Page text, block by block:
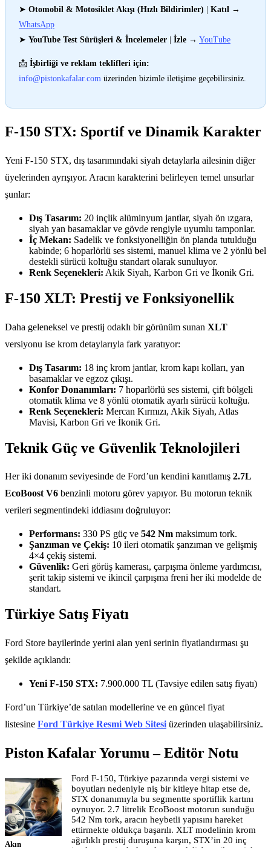
➤ Otomobil & Motosiklet Akışı (Hızlı Bildirimler) Katıl →
WhatsApp
➤ YouTube Test Sürüşleri & İncelemeler İzle → YouTube
📩 İşbirliği ve reklam teklifleri için:
info@pistonkafalar.com üzerinden bizimle iletişime geçebilirsiniz.
F-150 STX: Sportif ve Dinamik Karakter
Yeni F-150 STX, dış tasarımındaki siyah detaylarla ailesinin diğer
üyelerinden ayrışıyor. Aracın karakterini belirleyen temel unsurlar
şunlar:
Dış Tasarım: 20 inçlik alüminyum jantlar, siyah ön ızgara,
siyah yan basamaklar ve gövde rengiyle uyumlu tamponlar.
İç Mekan: Sadelik ve fonksiyonelliğin ön planda tutulduğu
kabinde; 6 hoparlörlü ses sistemi, manuel klima ve 2 yönlü bel
destekli sürücü koltuğu standart olarak sunuluyor.
Renk Seçenekleri: Akik Siyah, Karbon Gri ve İkonik Gri.
F-150 XLT: Prestij ve Fonksiyonellik
Daha geleneksel ve prestij odaklı bir görünüm sunan XLT
versiyonu ise krom detaylarıyla fark yaratıyor:
Dış Tasarım: 18 inç krom jantlar, krom kapı kolları, yan
basamaklar ve egzoz çıkışı.
Konfor Donanımları: 7 hoparlörlü ses sistemi, çift bölgeli
otomatik klima ve 8 yönlü otomatik ayarlı sürücü koltuğu.
Renk Seçenekleri: Mercan Kırmızı, Akik Siyah, Atlas
Mavisi, Karbon Gri ve İkonik Gri.
Teknik Güç ve Güvenlik Teknolojileri
Her iki donanım seviyesinde de Ford’un kendini kanıtlamış 2.7L
EcoBoost V6 benzinli motoru görev yapıyor. Bu motorun teknik
verileri segmentindeki iddiasını doğruluyor:
Performans: 330 PS güç ve 542 Nm maksimum tork.
Şanzıman ve Çekiş: 10 ileri otomatik şanzıman ve gelişmiş
4×4 çekiş sistemi.
Güvenlik: Geri görüş kamerası, çarpışma önleme yardımcısı,
şerit takip sistemi ve ikincil çarpışma freni her iki modelde de
standart.
Türkiye Satış Fiyatı
Ford Store bayilerinde yerini alan yeni serinin fiyatlandırması şu
şekilde açıklandı:
Yeni F-150 STX: 7.900.000 TL (Tavsiye edilen satış fiyatı)
Ford’un Türkiye’de satılan modellerine ve en güncel fiyat
listesine Ford Türkiye Resmi Web Sitesi üzerinden ulaşabilirsiniz.
Piston Kafalar Yorumu – Editör Notu
Akın
Ford F-150, Türkiye pazarında vergi sistemi ve
boyutları nedeniyle niş bir kitleye hitap etse de,
STX donanımıyla bu segmentte sportiflik kartını
oynuyor. 2.7 litrelik EcoBoost motorun sunduğu
542 Nm tork, aracın heybetli yapısını hareket
ettirmekte oldukça başarılı. XLT modelinin krom
ağırlıklı prestij duruşuna karşın, STX’in 20 inç